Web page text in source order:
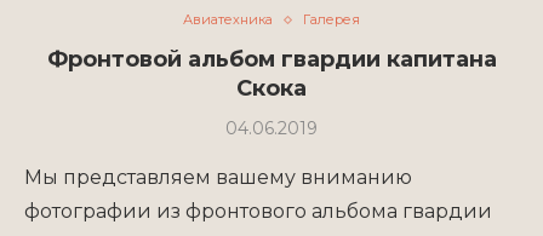
Авиатехника Галерея
Фронтовой альбом гвардии капитана
Скока
04.06.2019
Мы представляем вашему вниманию
фотографии из фронтового альбома гвардии